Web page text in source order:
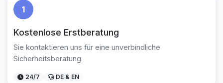
1
Kostenlose Erstberatung
Sie kontaktieren uns für eine unverbindliche
Sicherheitsberatung.
24/7 DE & EN